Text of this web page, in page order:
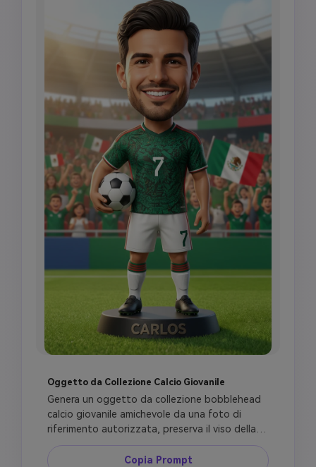
Oggetto da Collezione Calcio Giovanile
Genera un oggetto da collezione bobblehead
calcio giovanile amichevole da una foto di
riferimento autorizzata, preserva il viso della
persona, capelli, tono pelle, espressione e
accessori. Usa uno stile figurina sportiva
Copia Prompt